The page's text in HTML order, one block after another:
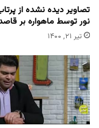
تصاویر دیده نشده از
نور توسط ماهواره بر
تیر ۲۱, ۱۴۰۰